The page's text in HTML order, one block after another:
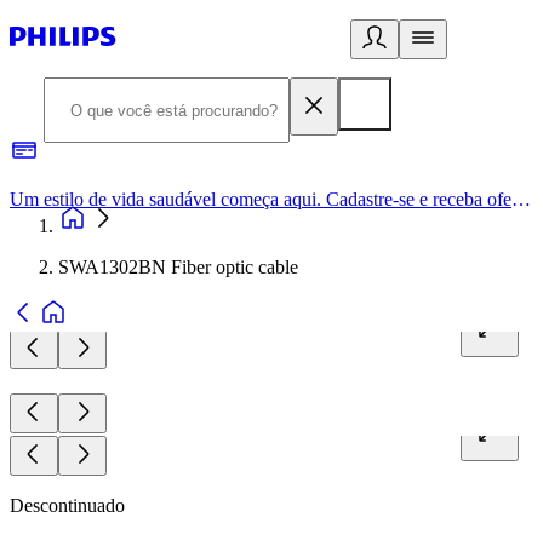
Um estilo de vida saudável começa aqui. Cadastre-se e receba ofertas exclusivas.
SWA1302BN Fiber optic cable
Descontinuado